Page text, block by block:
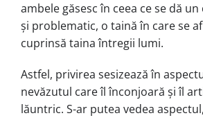
ambele găsesc în ceea ce se dă
și problematic, o taină în care se
cuprinsă taina întregii lumi.
Astfel, privirea sesizează în
nevăzutul care îl înconjoară și îl
lăuntric. S-ar putea vedea